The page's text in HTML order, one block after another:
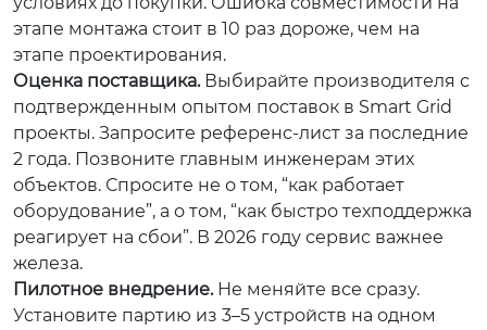
этапе монтажа стоит в 10 раз дороже, чем на
этапе проектирования.
Оценка поставщика.Выбирайте производителя с
подтвержденным опытом поставок в Smart Grid
проекты. Запросите референс-лист за последние
2 года. Позвоните главным инженерам этих
объектов. Спросите не о том, “как работает
оборудование”, а о том, “как быстро техподдержка
реагирует на сбои”. В 2026 году сервис важнее
железа.
Пилотное внедрение.Не меняйте все сразу.
Установите партию из 3–5 устройств на одном